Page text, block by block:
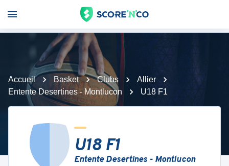
Accueil Basket Clubs
Allier
Entente Desertines - Montlucon
U18 F1
U18 F1
Entente Desertines - Montlucon